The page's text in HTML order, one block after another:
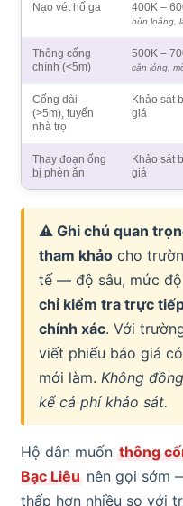
Nạo vét hố ga 400K –
bùn loãng,
Thông cống
chính (<5m)
500K –
cặn lỏng,
Cống dài
(>5m), tuyến
nhà trọ
Khảo sát
giá
Thay đoạn ống
bị phèn ăn
Khảo sát
giá
⚠ Ghi chú quan
tham khảo cho
tế — độ sâu, mức
chỉ kiểm tra trực
chính xác. Với
viết phiếu báo giá
mới làm. Không
kể cả phí khảo sát.
Hộ dân muốn thông
Bạc Liêu nên gọi sớm
thấp hơn nhiều so với